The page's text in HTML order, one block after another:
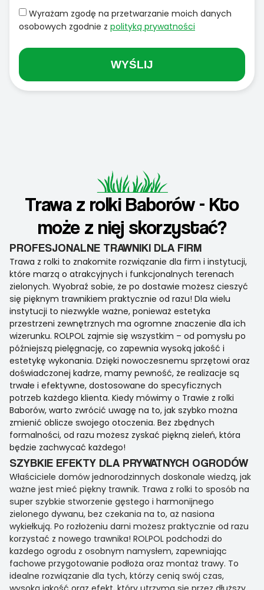
Wyrażam zgodę na przetwarzanie moich danych
osobowych zgodnie z polityką prywatności
WYŚLIJ
Trawa z rolki Baborów - Kto
może z niej skorzystać?
PROFESJONALNE TRAWNIKI DLA FIRM
Trawa z rolki to znakomite rozwiązanie dla firm i instytucji,
które marzą o atrakcyjnych i funkcjonalnych terenach
zielonych. Wyobraź sobie, że po dostawie możesz cieszyć
się pięknym trawnikiem praktycznie od razu! Dla wielu
instytucji to niezwykle ważne, ponieważ estetyka
przestrzeni zewnętrznych ma ogromne znaczenie dla ich
wizerunku. ROLPOL zajmie się wszystkim – od pomysłu po
późniejszą pielęgnację, co zapewnia wysoką jakość i
estetykę wykonania. Dzięki nowoczesnemu sprzętowi oraz
doświadczonej kadrze, mamy pewność, że realizacje są
trwałe i efektywne, dostosowane do specyficznych
potrzeb każdego klienta. Kiedy mówimy o Trawie z rolki
Baborów, warto zwrócić uwagę na to, jak szybko można
zmienić oblicze swojego otoczenia. Bez zbędnych
formalności, od razu możesz zyskać piękną zieleń, która
będzie zachwycać każdego!
SZYBKIE EFEKTY DLA PRYWATNYCH OGRODÓW
Właściciele domów jednorodzinnych doskonale wiedzą, jak
ważne jest mieć piękny trawnik. Trawa z rolki to sposób na
super szybkie stworzenie gęstego i harmonijnego
zielonego dywanu, bez czekania na to, aż nasiona
wykiełkują. Po rozłożeniu darni możesz praktycznie od razu
korzystać z nowego trawnika! ROLPOL podchodzi do
każdego ogrodu z osobnym namysłem, zapewniając
fachowe przygotowanie podłoża oraz montaż trawy. To
idealne rozwiązanie dla tych, którzy cenią swój czas,